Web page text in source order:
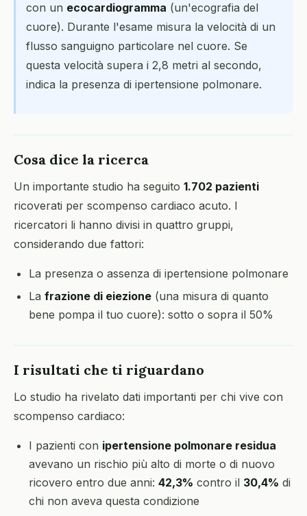
con un ecocardiogramma (un'ecografia del
cuore). Durante l'esame misura la velocità di un
flusso sanguigno particolare nel cuore. Se
questa velocità supera i 2,8 metri al secondo,
indica la presenza di ipertensione polmonare.
Cosa dice la ricerca
Un importante studio ha seguito 1.702 pazienti
ricoverati per scompenso cardiaco acuto. I
ricercatori li hanno divisi in quattro gruppi,
considerando due fattori:
La presenza o assenza di ipertensione polmonare
La frazione di eiezione (una misura di quanto
bene pompa il tuo cuore): sotto o sopra il 50%
I risultati che ti riguardano
Lo studio ha rivelato dati importanti per chi vive con
scompenso cardiaco:
I pazienti con ipertensione polmonare residua
avevano un rischio più alto di morte o di nuovo
ricovero entro due anni: 42,3% contro il 30,4% di
chi non aveva questa condizione